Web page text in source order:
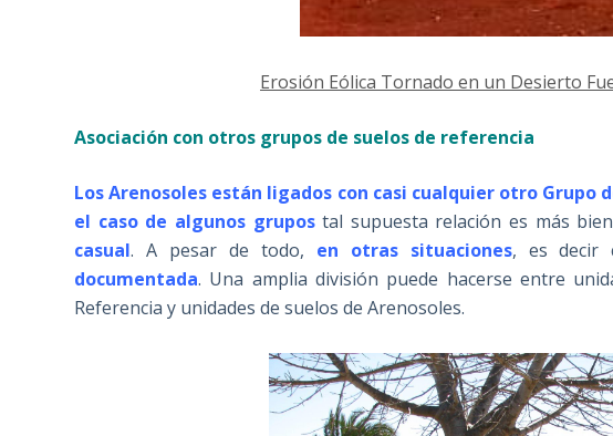
Erosión Eólica Tornado en un Desierto
Asociación con otros grupos de suelos de referencia
Los Arenosoles están ligados con casi cualquier otro Grupo
el caso de algunos grupos tal supuesta relación es más
casual. A pesar de todo, en otras situaciones, es decir
documentada. Una amplia división puede hacerse entre
Referencia y unidades de suelos de Arenosoles.